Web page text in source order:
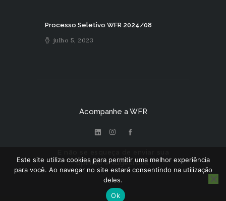
Processo Seletivo WFR 2024/08
julho 5, 2023
Acompanhe a WFR
opinião e sugestões.
Este site utiliza cookies para permitir uma melhor experiência
para você. Ao navegar no site estará consentindo na utilização
deles.
Ok